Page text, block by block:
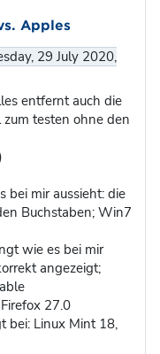
Apples
29 July 2020,
entfernt auch die
testen ohne den
bei mir aussieht: die
Buchstaben; Win7
wie es bei mir
angezeigt;
27.0
bei: Linux Mint 18,